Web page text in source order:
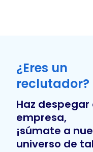
¿Eres un
reclutador?
Haz despegar
empresa,
¡súmate a
universo de